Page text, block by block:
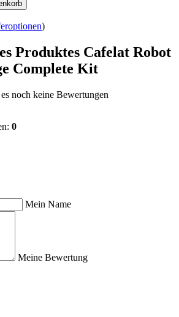
)
Produktes Cafelat Robot
Complete Kit
noch keine Bewertungen
0
Mein Name
Meine Bewertung